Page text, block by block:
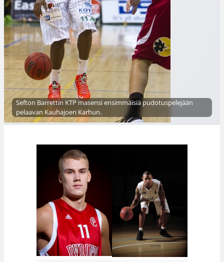
Sefton Barrettin KTP masensi ensimmäisiä pudotuspelejään
pelaavan Kauhajoen Karhun.